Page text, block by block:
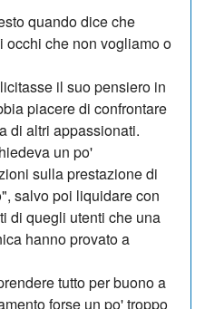
quando dice che
occhi che non vogliamo o
il suo pensiero in
piacere di confrontare
di altri appassionati.
un po'
sulla prestazione di
salvo poi liquidare con
di quegli utenti che una
hanno provato a
tutto per buono a
forse un po' troppo